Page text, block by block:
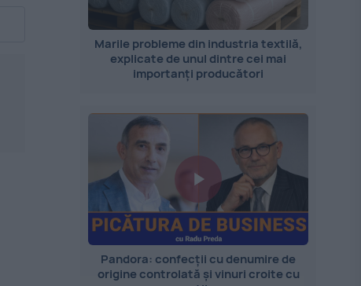
Marile probleme din industria textilă,
explicate de unul dintre cei mai
importanți producători
Pandora: confecții cu denumire de
origine controlată și vinuri croite cu